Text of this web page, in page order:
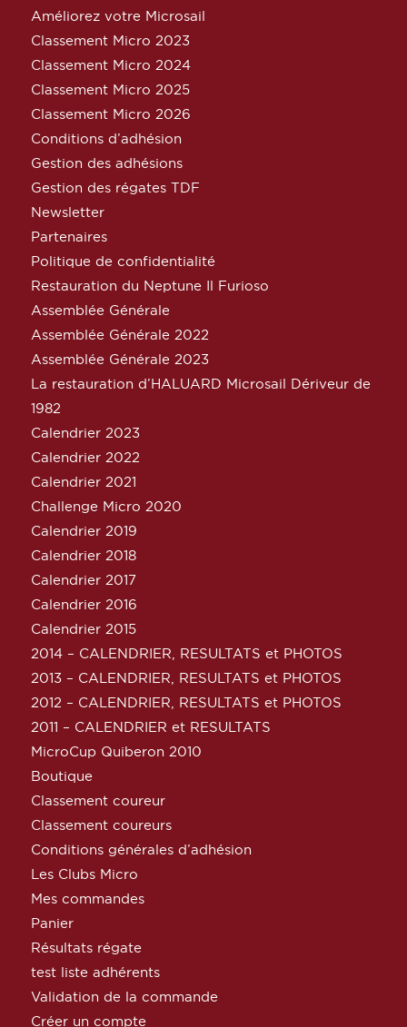
Améliorez votre Microsail
Classement Micro 2023
Classement Micro 2024
Classement Micro 2025
Classement Micro 2026
Conditions d’adhésion
Gestion des adhésions
Gestion des régates TDF
Newsletter
Partenaires
Politique de confidentialité
Restauration du Neptune Il Furioso
Assemblée Générale
Assemblée Générale 2022
Assemblée Générale 2023
La restauration d’HALUARD Microsail Dériveur de
1982
Calendrier 2023
Calendrier 2022
Calendrier 2021
Challenge Micro 2020
Calendrier 2019
Calendrier 2018
Calendrier 2017
Calendrier 2016
Calendrier 2015
2014 – CALENDRIER, RESULTATS et PHOTOS
2013 – CALENDRIER, RESULTATS et PHOTOS
2012 – CALENDRIER, RESULTATS et PHOTOS
2011 – CALENDRIER et RESULTATS
MicroCup Quiberon 2010
Boutique
Classement coureur
Classement coureurs
Conditions générales d’adhésion
Les Clubs Micro
Mes commandes
Panier
Résultats régate
test liste adhérents
Validation de la commande
Créer un compte